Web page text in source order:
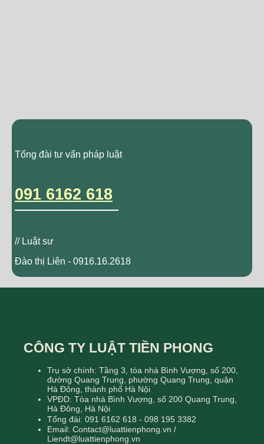
Tổng đài tư vấn pháp luật
091 6162 618
// Luật sư
Đào thị Liên - 0916.16.2618
CÔNG TY LUẬT TIỀN PHONG
Trụ sở chính: Tầng 3, tòa nhà Bình Vượng, số 200,
đường Quang Trung, phường Quang Trung, quận
Hà Đông, thành phố Hà Nội
VPĐD: Tòa nhà Bình Vượng, số 200 Quang Trung,
Hà Đông, Hà Nội
Tổng đài: 091 6162 618 - 098 195 3382
Email: Contact@luattienphong.vn /
Liendt@luattienphong.vn